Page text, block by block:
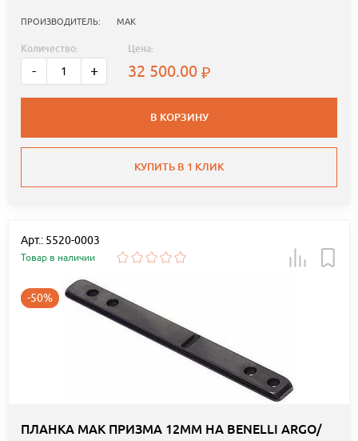
ПРОИЗВОДИТЕЛЬ: MAK
Количество:
- +
Цена:
32 500.00
В КОРЗИНУ
КУПИТЬ В 1 КЛИК
Арт.: 5520-0003
Товар в наличии
-50%
ПЛАНКА MAK ПРИЗМА 12ММ НА BENELLI ARGO/